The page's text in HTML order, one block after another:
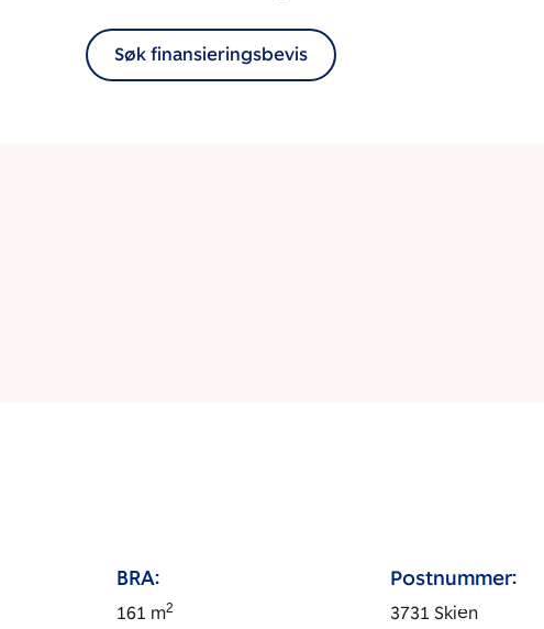
Søk finansieringsbevis
BRA:
161 m2
Postnummer:
3731 Skien